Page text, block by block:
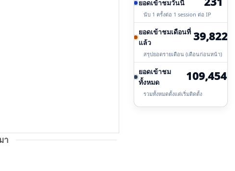
า
ยอดเข้าชมวันนี้
นับ 1 ครั้งต่อ 1 session ต่อ IP
ยอดเข้าชมเดือนที่
แล้ว
39,822
สรุปยอดรายเดือน (เดือนก่อนหน้า)
ยอดเข้าชม
ทั้งหมด
109,454
รวมทั้งหมดตั้งแต่เริ่มติดตั้ง